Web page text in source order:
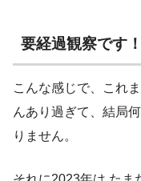
要経過観察です！
こんな感じで、これ
んあり過ぎて、結局
りません。